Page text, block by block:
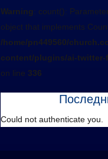
Warning: count():
object that implements
/home/pn449560/
content/plugins/ai-
on line 336
Could not authenticate you.